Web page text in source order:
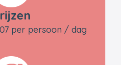
per persoon / dag